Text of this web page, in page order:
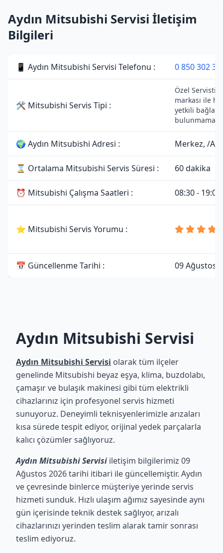
Aydın Mitsubishi Servisi İletişim
Bilgileri
📱 Aydın Mitsubishi Servisi Telefonu : 0 850 302 34
🛠 Mitsubishi Servis Tipi :
Özel
markası ile
yetkili
🌍 Aydın Mitsubishi Adresi : Merkez, /
⌛ Ortalama Mitsubishi Servis Süresi : 60 dakika
⏰ Mitsubishi Çalışma Saatleri : 08:30 - 19:00
⭐ Mitsubishi Servis Yorumu :
📅 Güncellenme Tarihi : 09 Ağustos
Aydın Mitsubishi Servisi
Aydın Mitsubishi Servisi olarak tüm ilçeler
genelinde Mitsubishi beyaz eşya, klima, buzdolabı,
çamaşır ve bulaşık makinesi gibi tüm elektrikli
cihazlarınız için profesyonel servis hizmeti
sunuyoruz. Deneyimli teknisyenlerimizle arızaları
kısa sürede tespit ediyor, orijinal yedek parçalarla
kalıcı çözümler sağlıyoruz.
Aydın Mitsubishi Servisi iletişim bilgilerimiz 09
Ağustos 2026 tarihi itibari ile güncellemiştir. Aydın
ve çevresinde binlerce müşteriye yerinde servis
hizmeti sunduk. Hızlı ulaşım ağımız sayesinde aynı
gün içerisinde teknik destek sağlıyor, arızalı
cihazlarınızı yerinden teslim alarak tamir sonrası
teslim ediyoruz.